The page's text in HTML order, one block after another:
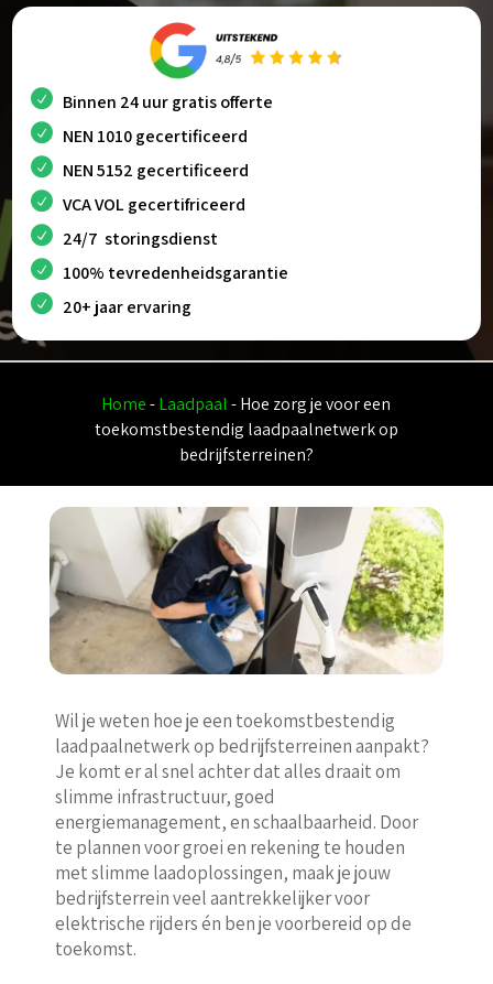
Binnen 24 uur gratis offerte
NEN 1010 gecertificeerd
NEN 5152 gecertificeerd
VCA VOL gecertifriceerd
24/7 storingsdienst
100% tevredenheidsgarantie
20+ jaar ervaring
Home-Laadpaal-Hoe zorg je voor een
toekomstbestendig laadpaalnetwerk op
bedrijfsterreinen?
Wil je weten hoe je een toekomstbestendig
laadpaalnetwerk op bedrijfsterreinen aanpakt?
Je komt er al snel achter dat alles draait om
slimme infrastructuur, goed
energiemanagement, en schaalbaarheid. Door
te plannen voor groei en rekening te houden
met slimme laadoplossingen, maak je jouw
bedrijfsterrein veel aantrekkelijker voor
elektrische rijders én ben je voorbereid op de
toekomst.